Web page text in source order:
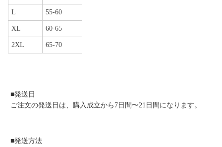
L 55-60
XL 60-65
2XL 65-70
■発送日
ご注文の発送日は、購入成立から7日間〜21日間になります。
■発送方法